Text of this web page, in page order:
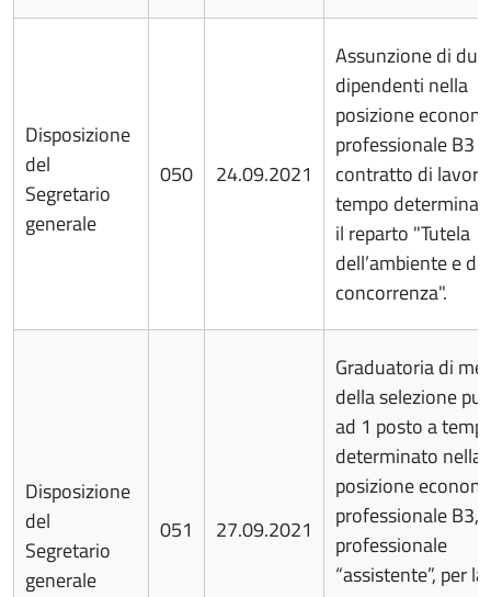
Disposizione
del
Segretario
generale
050 24.09.2021
Assunzione di due
dipendenti nella
posizione
professionale B3
contratto di
tempo
il reparto "Tutela
dell’ambiente e
concorrenza".
Disposizione
del
Segretario
generale
051 27.09.2021
Graduatoria di
della selezione
ad 1 posto a
determinato nella
posizione
professionale B3,
professionale
“assistente”, per la